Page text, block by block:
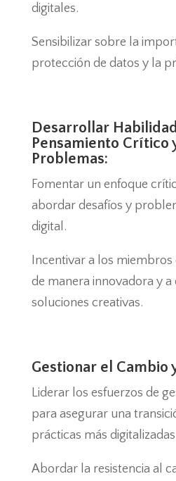
digitales.
Sensibilizar sobre la
protección de datos y la
Desarrollar
Pensamiento Crítico
Problemas:
Fomentar un enfoque
abordar desafíos y
digital.
Incentivar a los
de manera innovadora y
soluciones creativas.
Gestionar el Cambio
Liderar los esfuerzos de
para asegurar una
prácticas más
Abordar la resistencia al